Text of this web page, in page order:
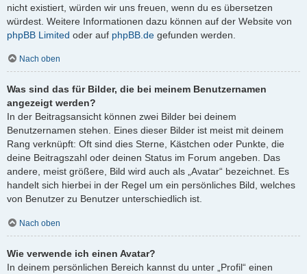
nicht existiert, würden wir uns freuen, wenn du es übersetzen
würdest. Weitere Informationen dazu können auf der Website von
phpBB Limited oder auf phpBB.de gefunden werden.
Nach oben
Was sind das für Bilder, die bei meinem Benutzernamen
angezeigt werden?
In der Beitragsansicht können zwei Bilder bei deinem
Benutzernamen stehen. Eines dieser Bilder ist meist mit deinem
Rang verknüpft: Oft sind dies Sterne, Kästchen oder Punkte, die
deine Beitragszahl oder deinen Status im Forum angeben. Das
andere, meist größere, Bild wird auch als „Avatar“ bezeichnet. Es
handelt sich hierbei in der Regel um ein persönliches Bild, welches
von Benutzer zu Benutzer unterschiedlich ist.
Nach oben
Wie verwende ich einen Avatar?
In deinem persönlichen Bereich kannst du unter „Profil“ einen